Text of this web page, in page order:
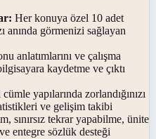
Her konuya özel 10 adet
anında görmenizi sağlayan
anlatımlarını ve çalışma
kaydetme ve çıktı
yapılarında zorlandığınızı
ve gelişim takibi
sınırsız tekrar yapabilme, ünite
entegre sözlük desteği